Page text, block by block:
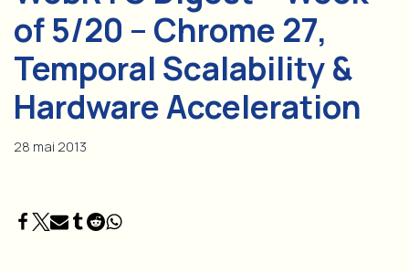
of 5/20 – Chrome 27,
Temporal Scalability &
Hardware Acceleration
28 mai 2013